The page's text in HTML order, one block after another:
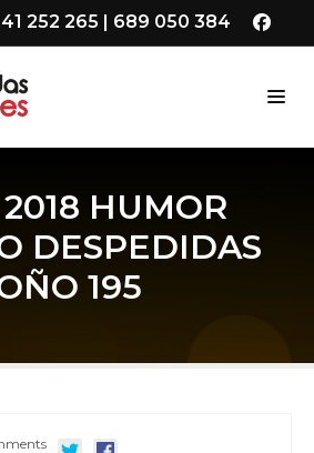
252 265 | 689 050 384
HUMOR
DESPEDIDAS
195